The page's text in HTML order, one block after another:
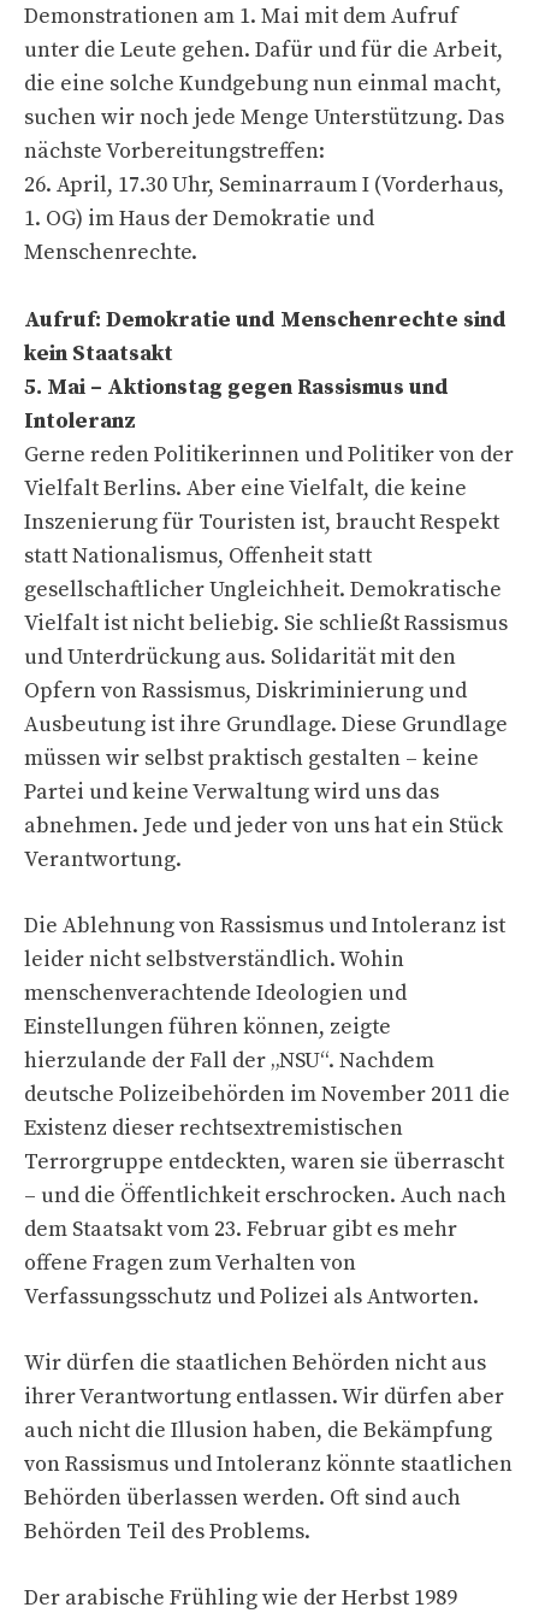
Demonstrationen am 1. Mai mit dem Aufruf
unter die Leute gehen. Dafür und für die Arbeit,
die eine solche Kundgebung nun einmal macht,
suchen wir noch jede Menge Unterstützung. Das
nächste Vorbereitungstreffen:
26. April, 17.30 Uhr, Seminarraum I (Vorderhaus,
1. OG) im Haus der Demokratie und
Menschenrechte.
Aufruf: Demokratie und Menschenrechte sind
kein Staatsakt
5. Mai – Aktionstag gegen Rassismus und
Intoleranz
Gerne reden Politikerinnen und Politiker von der
Vielfalt Berlins. Aber eine Vielfalt, die keine
Inszenierung für Touristen ist, braucht Respekt
statt Nationalismus, Offenheit statt
gesellschaftlicher Ungleichheit. Demokratische
Vielfalt ist nicht beliebig. Sie schließt Rassismus
und Unterdrückung aus. Solidarität mit den
Opfern von Rassismus, Diskriminierung und
Ausbeutung ist ihre Grundlage. Diese Grundlage
müssen wir selbst praktisch gestalten – keine
Partei und keine Verwaltung wird uns das
abnehmen. Jede und jeder von uns hat ein Stück
Verantwortung.
Die Ablehnung von Rassismus und Intoleranz ist
leider nicht selbstverständlich. Wohin
menschenverachtende Ideologien und
Einstellungen führen können, zeigte
hierzulande der Fall der „NSU“. Nachdem
deutsche Polizeibehörden im November 2011 die
Existenz dieser rechtsextremistischen
Terrorgruppe entdeckten, waren sie überrascht
– und die Öffentlichkeit erschrocken. Auch nach
dem Staatsakt vom 23. Februar gibt es mehr
offene Fragen zum Verhalten von
Verfassungsschutz und Polizei als Antworten.
Wir dürfen die staatlichen Behörden nicht aus
ihrer Verantwortung entlassen. Wir dürfen aber
auch nicht die Illusion haben, die Bekämpfung
von Rassismus und Intoleranz könnte staatlichen
Behörden überlassen werden. Oft sind auch
Behörden Teil des Problems.
Der arabische Frühling wie der Herbst 1989